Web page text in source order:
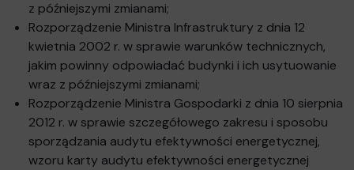
z późniejszymi zmianami;
Rozporządzenie Ministra Infrastruktury z dnia 12
kwietnia 2002 r. w sprawie warunków technicznych,
jakim powinny odpowiadać budynki i ich usytuowanie
wraz z późniejszymi zmianami;
Rozporządzenie Ministra Gospodarki z dnia 10 sierpnia
2012 r. w sprawie szczegółowego zakresu i sposobu
sporządzania audytu efektywności energetycznej,
wzoru karty audytu efektywności energetycznej